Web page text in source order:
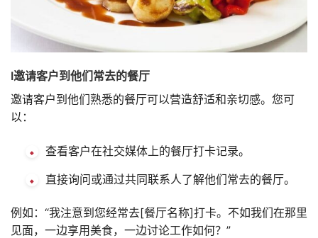
I邀请客户到他们常去的餐厅
邀请客户到他们熟悉的餐厅可以营造舒适和亲切感。您可
以：
查看客户在社交媒体上的餐厅打卡记录。
直接询问或通过共同联系人了解他们常去的餐厅。
例如：“我注意到您经常去[餐厅名称]打卡。不如我们在那里
见面，一边享用美食，一边讨论工作如何？”